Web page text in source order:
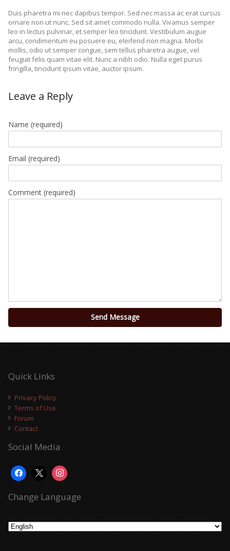
Duis pharetra mi nec dapibus tempor. Sed nec massa ac erat cursus
ornare non ut nunc. Sed sit amet commodo nulla. Vivamus semper
leo in lectus pulvinar, et semper leo tincidunt. Vestibulum augue
arcu, condimentum eu posuere eu, eleifend non magna. Morbi
mollis, odio ut semper congue, sem tellus pharetra augue, vel
feugiat felis quam vitae elit. Nunc a nibh odio. Nulla eget purus
fringilla, tincidunt ipsum vitae, auctor ipsum.
Leave a Reply
Name (required)
Email (required)
Comment (required)
Send Message
Quick Links
Privacy Policy
Terms of Use
Forum
Contact
Social Media
Change Language